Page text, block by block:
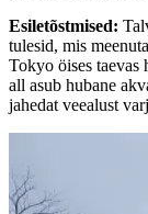
Esiletõstmised:
tulesid, mis
Tokyo öises taevas
all asub hubane
jahedat veealust